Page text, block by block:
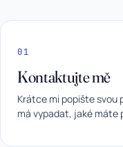
01
Kontaktujte mě
Krátce mi popište svou
má vypadat, jaké máte